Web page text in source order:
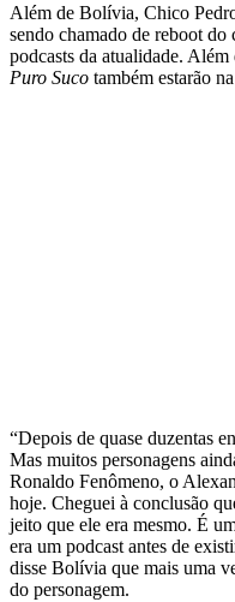
Além de Bolívia, Chico
sendo chamado de reboot do
podcasts da atualidade. Além
Puro Suco também estarão
“Depois de quase duzentas
Mas muitos personagens
Ronaldo Fenômeno, o
hoje. Cheguei à conclusão
jeito que ele era mesmo. É
era um podcast antes de
disse Bolívia que mais uma
do personagem.